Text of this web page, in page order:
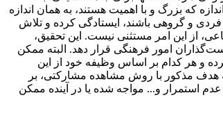
که بزرگ و با اهمیت هستند، به همان اندازه
فردی و گروهی باشند، ایستادگی کرده و تلاش
از این امر مستثنی نیست. این تحقیق،
امور فرهنگی قرار دهد. البته ممکن
و هر کدام بر اساس وظیفه خود از این
هدف مذکور با روش مشاهده مشارکتی، بر
استمرار و... مواجه شده یا در آینده ممکن